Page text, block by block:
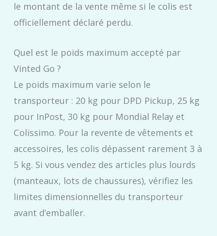
le montant de la vente même si le colis est
officiellement déclaré perdu.
Quel est le poids maximum accepté par
Vinted Go ?
Le poids maximum varie selon le
transporteur : 20 kg pour DPD Pickup, 25 kg
pour InPost, 30 kg pour Mondial Relay et
Colissimo. Pour la revente de vêtements et
accessoires, les colis dépassent rarement 3 à
5 kg. Si vous vendez des articles plus lourds
(manteaux, lots de chaussures), vérifiez les
limites dimensionnelles du transporteur
avant d’emballer.